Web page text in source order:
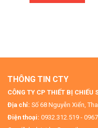
THÔNG TIN CTY
CÔNG TY CP THIẾT BỊ CHIẾU
Địa chỉ: Số 68 Nguyễn Xiển,
Điện thoại: 0932.312.519 -